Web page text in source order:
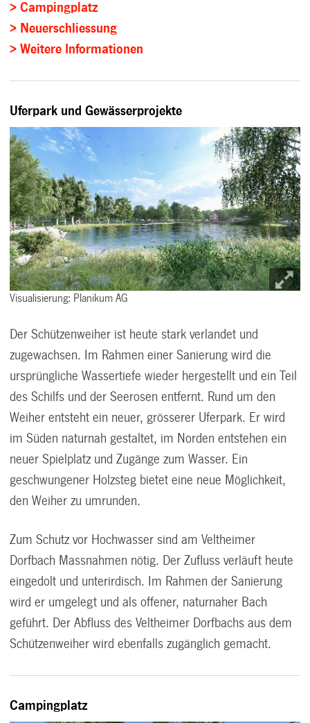
> Campingplatz
> Neuerschliessung
> Weitere Informationen
Uferpark und Gewässerprojekte
Visualisierung: Planikum AG
Der Schützenweiher ist heute stark verlandet und
zugewachsen. Im Rahmen einer Sanierung wird die
ursprüngliche Wassertiefe wieder hergestellt und ein Teil
des Schilfs und der Seerosen entfernt. Rund um den
Weiher entsteht ein neuer, grösserer Uferpark. Er wird
im Süden naturnah gestaltet, im Norden entstehen ein
neuer Spielplatz und Zugänge zum Wasser. Ein
geschwungener Holzsteg bietet eine neue Möglichkeit,
den Weiher zu umrunden.
Zum Schutz vor Hochwasser sind am Veltheimer
Dorfbach Massnahmen nötig. Der Zufluss verläuft heute
eingedolt und unterirdisch. Im Rahmen der Sanierung
wird er umgelegt und als offener, naturnaher Bach
geführt. Der Abfluss des Veltheimer Dorfbachs aus dem
Schützenweiher wird ebenfalls zugänglich gemacht.
Campingplatz